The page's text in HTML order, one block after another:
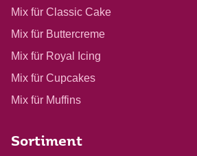
Mix für Classic Cake
Mix für Buttercreme
Mix für Royal Icing
Mix für Cupcakes
Mix für Muffins
Sortiment